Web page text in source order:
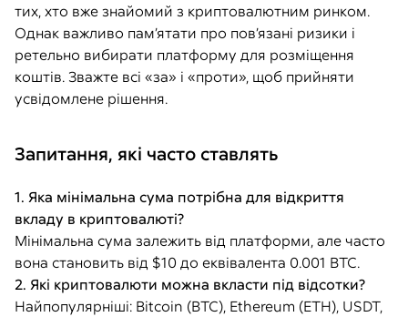
тих, хто вже знайомий з криптовалютним ринком.
Однак важливо пам’ятати про пов’язані ризики і
ретельно вибирати платформу для розміщення
коштів. Зважте всі «за» і «проти», щоб прийняти
усвідомлене рішення.
Запитання, які часто ставлять
1. Яка мінімальна сума потрібна для відкриття
вкладу в криптовалюті?
Мінімальна сума залежить від платформи, але часто
вона становить від $10 до еквівалента 0.001 BTC.
2. Які криптовалюти можна вкласти під відсотки?
Найпопулярніші: Bitcoin (BTC), Ethereum (ETH), USDT,